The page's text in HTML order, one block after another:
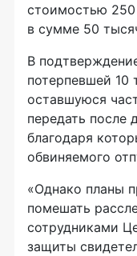
стоимостью 250
в сумме 50
В
потерпевшей 10
оставшуюся
передать после
благодаря
обвиняемого
«Однако планы
помешать
сотрудниками
защиты